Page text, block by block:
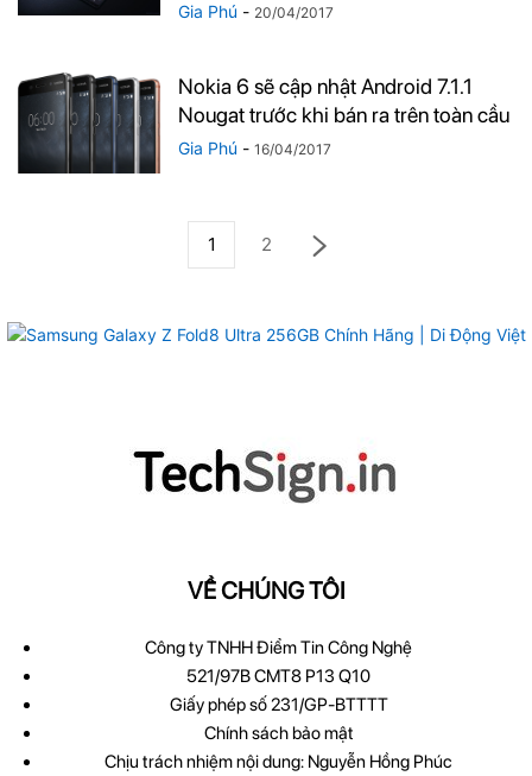
Gia Phú - 20/04/2017
Nokia 6 sẽ cập nhật Android 7.1.1
Nougat trước khi bán ra trên toàn cầu
Gia Phú - 16/04/2017
1 2
VỀ CHÚNG TÔI
Công ty TNHH Điểm Tin Công Nghệ
521/97B CMT8 P13 Q10
Giấy phép số 231/GP-BTTTT
Chính sách bảo mật
Chịu trách nhiệm nội dung: Nguyễn Hồng Phúc